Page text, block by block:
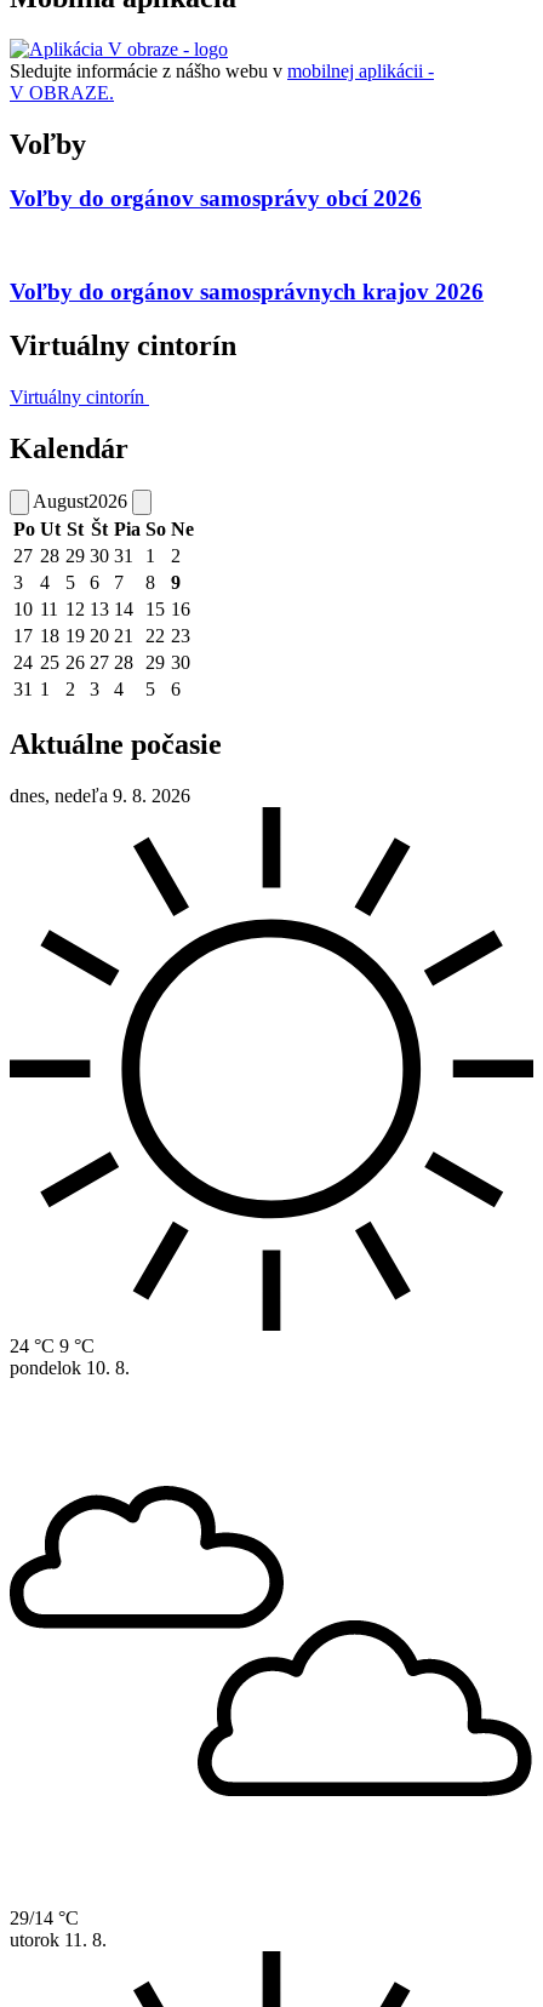
Sledujte informácie z nášho webu v mobilnej aplikácii -
V OBRAZE.
Voľby
Voľby do orgánov samosprávy obcí 2026
Voľby do orgánov samosprávnych krajov 2026
Virtuálny cintorín
Virtuálny cintorín
Kalendár
August2026
Po Ut St Št Pia So Ne
27 28 29 30 31 1
2
3
4 5 6 7 8
9
10 11 12 13 14 15 16
17 18 19 20 21 22 23
24 25 26 27 28 29 30
31 1 2 3 4 5 6
Aktuálne počasie
dnes, nedeľa 9. 8. 2026
24 °C 9 °C
pondelok 10. 8.
29/14 °C
utorok 11. 8.